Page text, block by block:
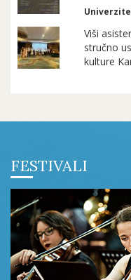
Viši
stručno
kulture
FESTIVALI